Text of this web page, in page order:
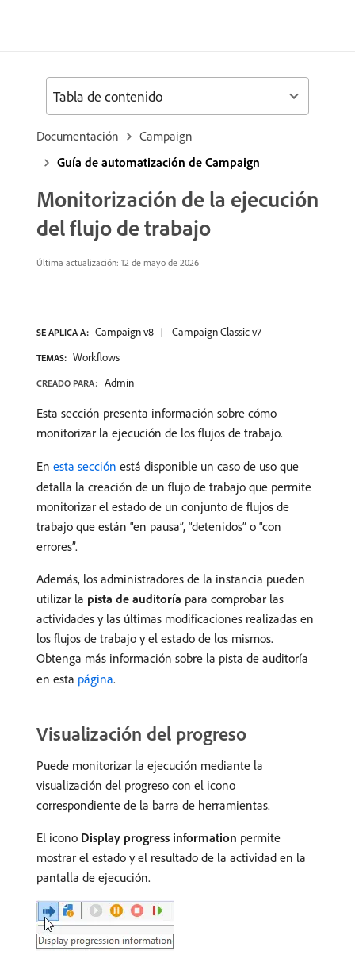
Documentación
Campaign
Guía de automatización de Campaign
Monitorización de la ejecución
del flujo de trabajo
Última actualización: 12 de mayo de 2026
SE APLICA A: Campaign v8 Campaign Classic v7
TEMAS: Workflows
CREADO PARA: Admin
Esta sección presenta información sobre cómo
monitorizar la ejecución de los flujos de trabajo.
En esta sección está disponible un caso de uso que
detalla la creación de un flujo de trabajo que permite
monitorizar el estado de un conjunto de flujos de
trabajo que están “en pausa”, “detenidos” o “con
errores”.
Además, los administradores de la instancia pueden
utilizar la pista de auditoría para comprobar las
actividades y las últimas modificaciones realizadas en
los flujos de trabajo y el estado de los mismos.
Obtenga más información sobre la pista de auditoría
en esta página.
Visualización del progreso
Puede monitorizar la ejecución mediante la
visualización del progreso con el icono
correspondiente de la barra de herramientas.
El icono Display progress information permite
mostrar el estado y el resultado de la actividad en la
pantalla de ejecución.
Tabla de contenido